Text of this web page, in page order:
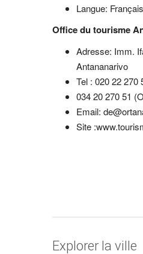
Langue:
Office du tourisme
Adresse: Imm.
Antananarivo
Tel : 020 22 270
034 20 270 51
Email:
Site
Explorer la ville